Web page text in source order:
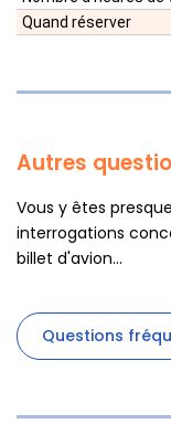
Quand réserver
Autres
Vous y êtes
interrogations
billet d'avion...
Questions